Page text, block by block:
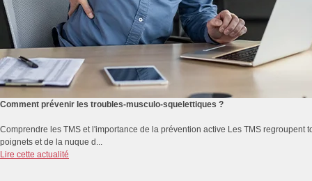
Comment prévenir les troubles-musculo-squelettiques ?
Comprendre les TMS et l'importance de la prévention active Les TMS
poignets et de la nuque d...
Lire cette actualité